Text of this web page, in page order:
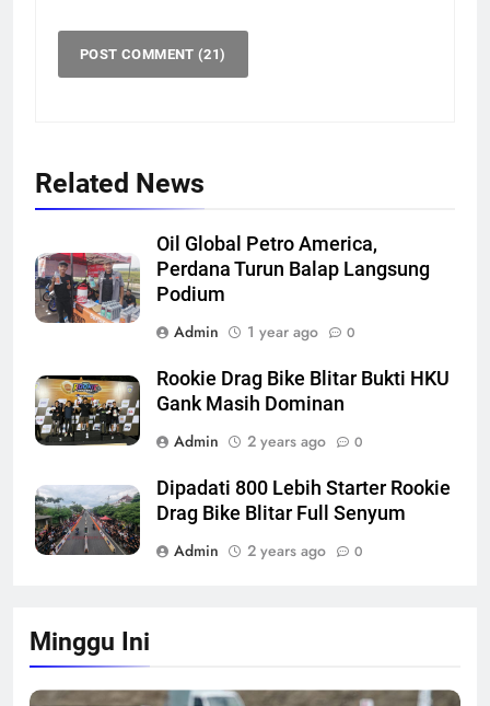
Related News
Oil Global Petro America,
Perdana Turun Balap Langsung
Podium
Admin
1 year ago 0
Rookie Drag Bike Blitar Bukti HKU
Gank Masih Dominan
Admin
2 years ago 0
Dipadati 800 Lebih Starter Rookie
Drag Bike Blitar Full Senyum
Admin
2 years ago 0
Minggu Ini